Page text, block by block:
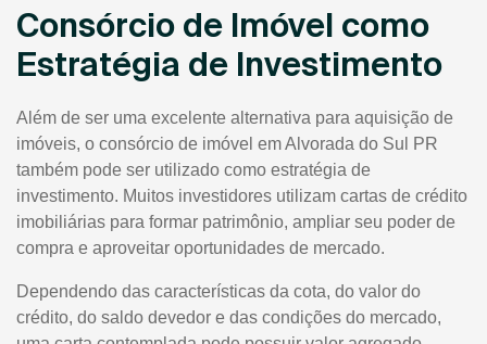
Consórcio de Imóvel como
Estratégia de Investimento
Além de ser uma excelente alternativa para aquisição de
imóveis, o consórcio de imóvel em Alvorada do Sul PR
também pode ser utilizado como estratégia de
investimento. Muitos investidores utilizam cartas de crédito
imobiliárias para formar patrimônio, ampliar seu poder de
compra e aproveitar oportunidades de mercado.
Dependendo das características da cota, do valor do
crédito, do saldo devedor e das condições do mercado,